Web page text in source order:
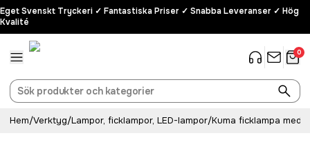
Eget Svenskt Tryckeri ✓ Fantastiska Priser ✓ Snabba Leveranser ✓ Hög
Kvalité
0
Hem/Verktyg/Lampor, ficklampor, LED-lampor/Kuma ficklampa med